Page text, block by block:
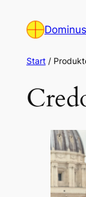
Inhalt
Start/